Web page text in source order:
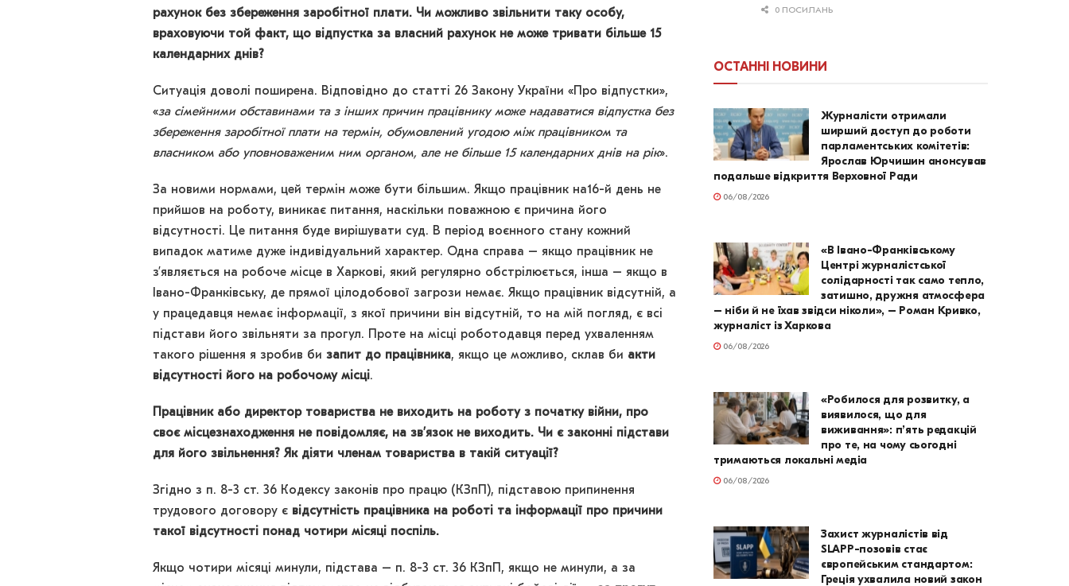
рахунок без збереження заробітної плати. Чи можливо звільнити таку особу,
враховуючи той факт, що відпустка за власний рахунок не може тривати більше 15
календарних днів?
Ситуація доволі поширена. Відповідно до статті 26 Закону України «Про відпустки»,
«за сімейними обставинами та з інших причин працівнику може надаватися відпустка без
збереження заробітної плати на термін, обумовлений угодою між працівником та
власником або уповноваженим ним органом, але не більше 15 календарних днів на рік».
За новими нормами, цей термін може бути більшим. Якщо працівник на16-й день не
прийшов на роботу, виникає питання, наскільки поважною є причина його
відсутності. Це питання буде вирішувати суд. В період воєнного стану кожний
випадок матиме дуже індивідуальний характер. Одна справа – якщо працівник не
з’являється на робоче місце в Харкові, який регулярно обстрілюється, інша – якщо в
Івано-Франківську, де прямої цілодобової загрози немає. Якщо працівник відсутній, а
у працедавця немає інформації, з якої причини він відсутній, то на мій погляд, є всі
підстави його звільняти за прогул. Проте на місці роботодавця перед ухваленням
такого рішення я зробив би запит до працівника, якщо це можливо, склав би акти
відсутності його на робочому місці.
Працівник або директор товариства не виходить на роботу з початку війни, про
своє місцезнаходження не повідомляє, на зв’язок не виходить. Чи є законні підстави
для його звільнення? Як діяти членам товариства в такій ситуації?
Згідно з п. 8-3 ст. 36 Кодексу законів про працю (КЗпП), підставою припинення
трудового договору є відсутність працівника на роботі та інформації про причини
такої відсутності понад чотири місяці поспіль.
Якщо чотири місяці минули, підстава – п. 8-3 ст. 36 КЗпП, якщо не минули, а за
0 ПОСИЛАНЬ
ОСТАННІ НОВИНИ
Журналісти отримали
ширший доступ до роботи
парламентських комітетів:
Ярослав Юрчишин анонсував
подальше відкриття Верховної Ради
06/08/2026
«В Івано-Франківському
Центрі журналістської
солідарності так само тепло,
затишно, дружня атмосфера
– ніби й не їхав звідси ніколи», – Роман Кривко,
журналіст із Харкова
06/08/2026
«Робилося для розвитку, а
виявилося, що для
виживання»: п’ять редакцій
про те, на чому сьогодні
тримаються локальні медіа
06/08/2026
Захист журналістів від
SLAPP-позовів стає
європейським стандартом:
Греція ухвалила новий закон